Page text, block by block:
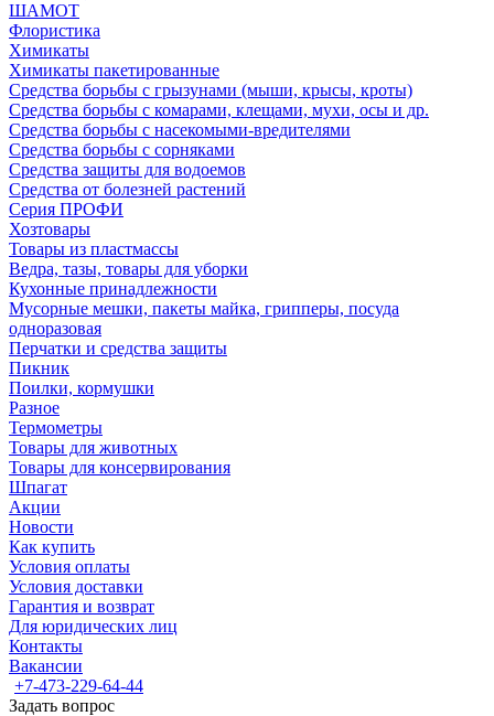
ШАМОТ
Флористика
Химикаты
Химикаты пакетированные
Средства борьбы с грызунами (мыши, крысы, кроты)
Средства борьбы с комарами, клещами, мухи, осы и др.
Средства борьбы с насекомыми-вредителями
Средства борьбы с сорняками
Средства защиты для водоемов
Средства от болезней растений
Серия ПРОФИ
Хозтовары
Товары из пластмассы
Ведра, тазы, товары для уборки
Кухонные принадлежности
Мусорные мешки, пакеты майка, грипперы, посуда
одноразовая
Перчатки и средства защиты
Пикник
Поилки, кормушки
Разное
Термометры
Товары для животных
Товары для консервирования
Шпагат
Акции
Новости
Как купить
Условия оплаты
Условия доставки
Гарантия и возврат
Для юридических лиц
Контакты
Вакансии
+7-473-229-64-44
Задать вопрос